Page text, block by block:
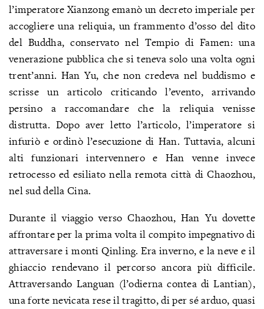
l’imperatore Xianzong emanò un decreto imperiale per
accogliere una reliquia, un frammento d’osso del dito
del Buddha, conservato nel Tempio di Famen: una
venerazione pubblica che si teneva solo una volta ogni
trent’anni. Han Yu, che non credeva nel buddismo e
scrisse un articolo criticando l’evento, arrivando
persino a raccomandare che la reliquia venisse
distrutta. Dopo aver letto l’articolo, l’imperatore si
infuriò e ordinò l’esecuzione di Han. Tuttavia, alcuni
alti funzionari intervennero e Han venne invece
retrocesso ed esiliato nella remota città di Chaozhou,
nel sud della Cina.
Durante il viaggio verso Chaozhou, Han Yu dovette
affrontare per la prima volta il compito impegnativo di
attraversare i monti Qinling. Era inverno, e la neve e il
ghiaccio rendevano il percorso ancora più difficile.
Attraversando Languan (l’odierna contea di Lantian),
una forte nevicata rese il tragitto, di per sé arduo, quasi